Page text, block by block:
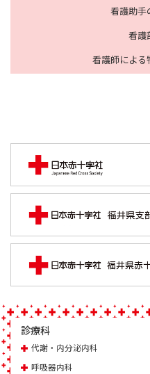
看護助手
看護
看護師による
診療科
代謝・内分泌内科
呼吸器内科